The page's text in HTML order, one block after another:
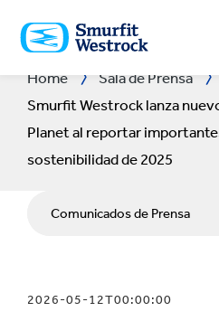
AL
CONTENIDO
PRINCIPAL
Home Sala de Prensa
Smurfit Westrock lanza
Planet al reportar
sostenibilidad de 2025
Comunicados de Prensa
Relaciones con Prensa
2026-05-12T00:00:00